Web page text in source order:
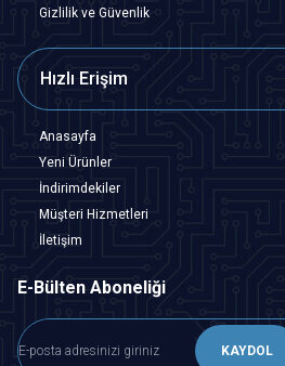
Gizlilik ve Güvenlik
Hızlı Erişim
Anasayfa
Yeni Ürünler
İndirimdekiler
Müşteri Hizmetleri
İletişim
E-Bülten Aboneliği
KAYDOL